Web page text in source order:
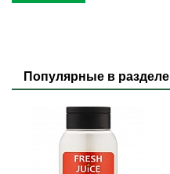
Популярные в разделе